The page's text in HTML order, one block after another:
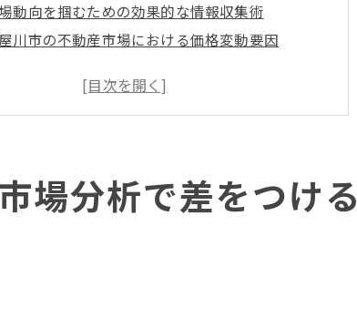
動向を掴むための効果的な情報収集術
川市の不動産市場における価格変動要因
合物件の分析で売却成功率を上げる方法
却前に寝屋川市の地域特性を徹底理解
川市の生活環境が不動産価値に与える影響
場分析で差をつける